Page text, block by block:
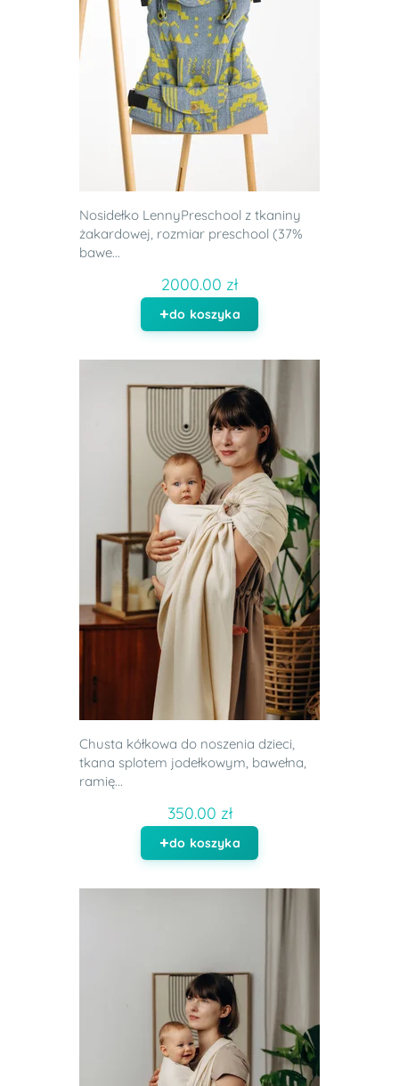
Nosidełko LennyPreschool z tkaniny
żakardowej, rozmiar preschool (37%
bawe...
2000.00 zł
do koszyka
Chusta kółkowa do noszenia dzieci,
tkana splotem jodełkowym, bawełna,
ramię...
350.00 zł
do koszyka